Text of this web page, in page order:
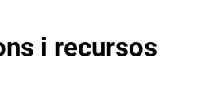
i recursos